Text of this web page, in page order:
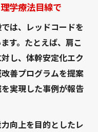
学療法目線で
は、レッドコードを
す。たとえば、肩こ
し、体幹安定化エク
善プログラムを提案
実現した事例が報告
向上を目的としたレ